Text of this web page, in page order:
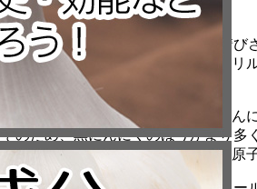
というものに変化してしまいます。
そしてこの活性酸素は体の内側を錆び
そのため、抗酸化作用のある「S-アリ
必要があるのです！
「S-アリルシステイン」は普通のに
そのため、黒にんにくのほうがより多
また、S-アリルシステインはイオウ原